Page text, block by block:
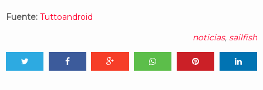
Fuente: Tuttoandroid
noticias, sailfish